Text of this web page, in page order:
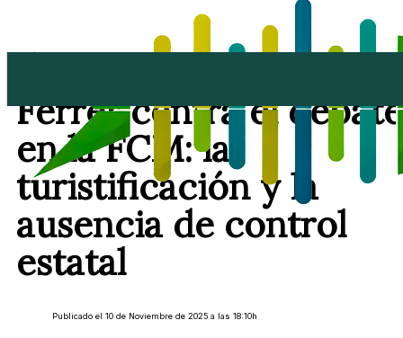
Ferrer centra el debate
en la FCM: la
turistificación y la
ausencia de control
estatal
Publicado el 10 de Noviembre de 2025 a las 18:10h